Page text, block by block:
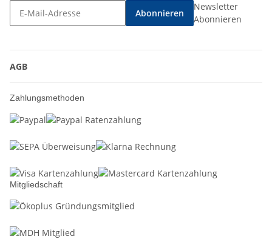
Abonnieren
Newsletter
Abonnieren
AGB
Zahlungsmethoden
Mitgliedschaft